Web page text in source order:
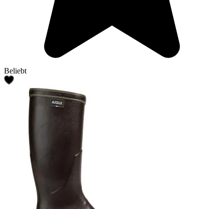
Beliebt